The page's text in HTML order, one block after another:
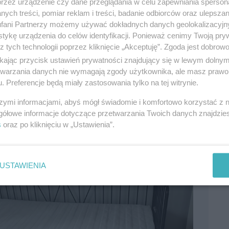
wyświetleń: 12, ważność6 dni
, kategoria:Meble i wyposażenie domu
Data:
treści, pomiar reklam i treści, badanie odbiorców oraz
Partnerzy możemy używać dokładnych danych
urządzenia do celów identyfikacji. Ponieważ cenimy Twoją
tych technologii poprzez kliknięcie „Akceptuję”. Zgoda jest
przycisk ustawień prywatności znajdujący się w lewym
danych nie wymagają zgody użytkownika, ale masz
Preferencje będą miały zastosowania tylko na tej witrynie.
informacjami, abyś mógł świadomie i komfortowo korzystać z
informacje dotyczące przetwarzania Twoich danych
oraz po kliknięciu w „Ustawienia”.
USTAWIENIA